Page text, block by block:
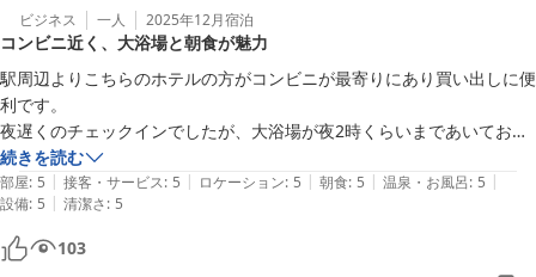
でございます。
また、お客様のご意見は今後の店舗経営の今後の店舗運営に努めて
参ります。
この度はお忙しい中、貴重なご意見をありがとうございます。
フロント　齋藤
ホテルルートイン恵那
ビジネス 一人 2025年12月宿泊
コンビニ近く、大浴場と朝食が魅力
駅周辺よりこちらのホテルの方がコンビニが最寄りにあり買い出しに便
利です。
夜遅くのチェックインでしたが、大浴場が夜2時くらいまであいており
広々とした湯舟につかることができました。
自動販売機の飲料や軽食なども充実しており朝食も品数が多くおいしか
ったです。
機会があればまた利用したいと思います。
続きを読む
部屋: 5 | 接客・サービス: 5 | ロケーション: 5 | 朝食: 5 | 温泉・お風呂: 5 |
設備: 5 | 清潔さ: 5
103